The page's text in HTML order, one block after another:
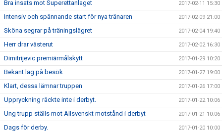
Bra insats mot Superettanlaget 2017-02-11 15:30
Intensiv och spännande start för nya tränaren 2017-02-09 21:00
Sköna segrar på träningslägret 2017-02-04 19:40
Herr drar västerut 2017-02-02 16:30
Dimitrijevic premiärmålskytt 2017-01-29 10:20
Bekant lag på besök 2017-01-27 19:00
Klart, dessa lämnar truppen 2017-01-26 17:00
Uppryckning räckte inte i derbyt. 2017-01-22 10:06
Ung trupp ställs mot Allsvenskt motstånd i derbyt 2017-01-21 10:06
Dags för derby. 2017-01-20 10:00